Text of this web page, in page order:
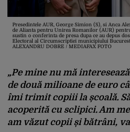
Presedintele AUR, George Simion (S), si Anca
de Alianta pentru Unirea Romanilor (AUR)
sustin o conferinta de presa dupa ce au depus
Electoral al Circumscriptiei municipiului
ALEXANDRU DOBRE / MEDIAFAX FOTO
„Pe mine nu mă
de două milioane de euro
îmi trimit copiii la școală.
acoperită cu sclipici. Am
am văzut copii și bătrâni,